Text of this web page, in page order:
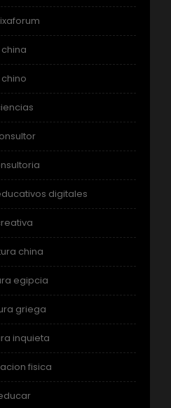
china
chino
digitales
china
egipcia
griega
inquieta
fisica